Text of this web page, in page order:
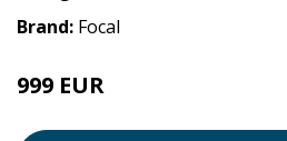
Brand: Focal
999 EUR